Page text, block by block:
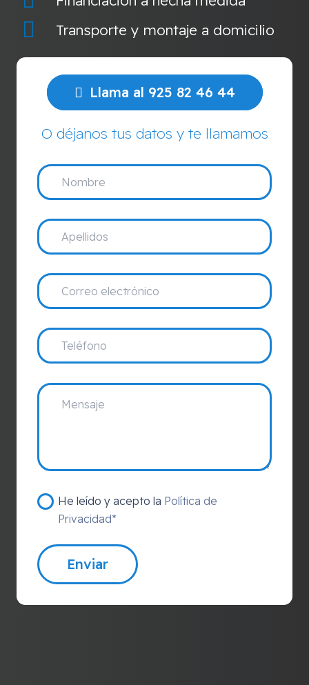
Transporte y montaje a domicilio
Llama al 925 82 46 44
O déjanos tus datos y te llamamos
He leído y acepto la Política de
Privacidad*